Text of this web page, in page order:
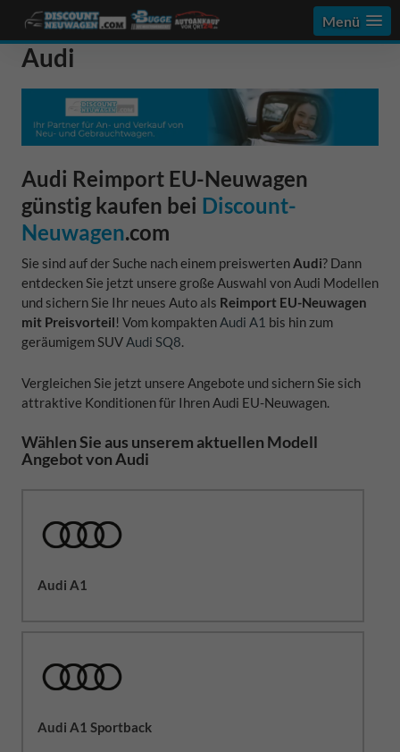
Menü
Audi
Audi Reimport EU-Neuwagen
günstig kaufen bei Discount-
Neuwagen.com
Sie sind auf der Suche nach einem preiswerten Audi? Dann
entdecken Sie jetzt unsere große Auswahl von Audi Modellen
und sichern Sie Ihr neues Auto als Reimport EU-Neuwagen
mit Preisvorteil! Vom kompakten Audi A1 bis hin zum
geräumigem SUV Audi SQ8
Vergleichen Sie jetzt unsere Angebote und sichern Sie sich
attraktive Konditionen für Ihren Audi EU-Neuwagen.
Wählen Sie aus unserem aktuellen Modell
Angebot von Audi
Audi A1
Audi A1 Sportback